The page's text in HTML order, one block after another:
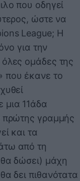
που οδηγεί
ώστε να
League; Η
για την
ομάδες της
που έκανε το
μια 11άδα
πρώτης γραμμής
και τα
από τη
θα δώσει) μάχη
δει πιθανότατα